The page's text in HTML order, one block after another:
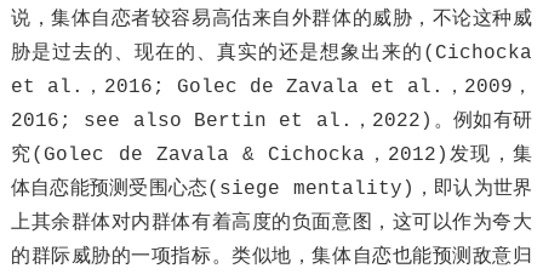
说，集体自恋者较容易高估来自外群体的威胁，不论这种威
胁是过去的、现在的、真实的还是想象出来的(Cichocka
et al.，2016; Golec de Zavala et al.，2009，
2016; see also Bertin et al.，2022)。例如有研
究(Golec de Zavala & Cichocka，2012)发现，集
体自恋能预测受围心态(siege mentality)，即认为世界
上其余群体对内群体有着高度的负面意图，这可以作为夸大
的群际威胁的一项指标。类似地，集体自恋也能预测敌意归